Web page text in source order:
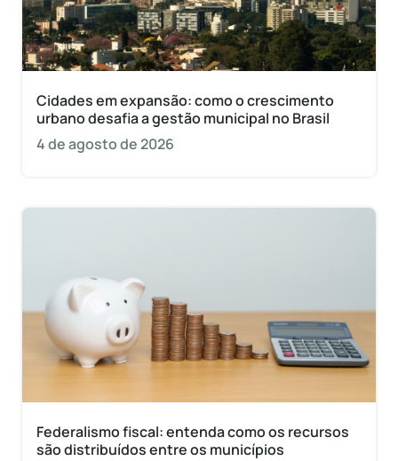
Cidades em expansão: como o crescimento
urbano desafia a gestão municipal no Brasil
4 de agosto de 2026
Federalismo fiscal: entenda como os recursos
são distribuídos entre os municípios